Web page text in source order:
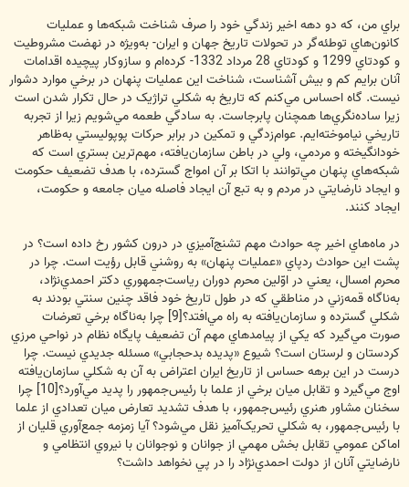
براي من، که دو دهه اخير زندگي خود را صرف شناخت شبکه‌ها و عمليات
کانون‌هاي توطئه‌گر در تحولات تاريخ جهان و ايران- به‌ويژه در نهضت مشروطيت
و کودتاي 1299 و کودتاي 28 مرداد 1332- کرده‌ام و سازوکار پيچيده اقدامات
آنان برايم کم و بيش آشناست، شناخت اين عمليات پنهان در برخي موارد دشوار
نيست. گاه احساس مي‌کنم که تاريخ به شکلي تراژيک در حال تکرار شدن است
زيرا ساده‌نگري‌ها همچنان پابرجاست. به سادگي طعمه مي‌شويم زيرا از تجربه
تاريخي نياموخته‌ايم. عوام‌زدگي و تمکين در برابر حرکات پوپوليستي به‌ظاهر
خودانگيخته و مردمي، ولي در باطن سازمان‌يافته، مهم‌ترين بستري است که
شبکه‌هاي پنهان مي‌توانند با اتکا بر آن امواج گسترده، با هدف تضعيف حکومت
و ايجاد نارضايتي در مردم و به تبع آن ايجاد فاصله ميان جامعه و حکومت،
ايجاد کنند.
در ماه‌هاي اخير چه حوادث مهم تشنج‌آميزي در درون کشور رخ داده است؟ در
پشت اين حوادث ردپاي «عمليات پنهان» به روشني قابل رؤيت است. چرا در
محرم امسال، يعني در اوّلين محرم دوران رياست‌جمهوري دکتر احمدي‌نژاد،
به‌ناگاه قمه‌زني در مناطقي که در طول تاريخ خود فاقد چنين سنتي بودند به
شکلي گسترده و سازمان‌يافته به راه مي‌افتد؟[9] چرا به‌ناگاه برخي تعرضات
صورت مي‌گيرد که يکي از پيامدهاي مهم آن تضعيف پايگاه نظام در نواحي مرزي
کردستان و لرستان است؟ شيوع «پديده بدحجابي» مسئله جديدي نيست. چرا
درست در اين برهه حساس از تاريخ ايران اعتراض به آن به شکلي سازمان‌يافته
اوج مي‌گيرد و تقابل ميان برخي از علما با رئيس‌جمهور را پديد مي‌آورد؟[10] چرا
سخنان مشاور هنري رئيس‌جمهور، با هدف تشديد تعارض ميان تعدادي از علما
با رئيس‌جمهور، به شکلي تحريک‌آميز نقل مي‌شود؟ آيا زمزمه جمع‌آوري قليان از
اماکن عمومي تقابل بخش مهمي از جوانان و نوجوانان با نيروي انتظامي و
نارضايتي آنان از دولت احمدي‌نژاد را در پي نخواهد داشت؟